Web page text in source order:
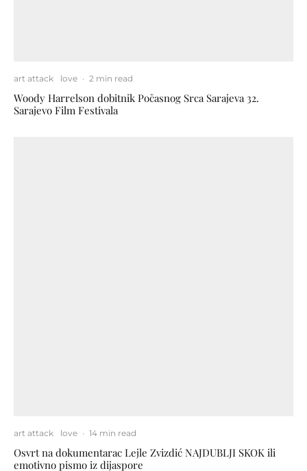
art attack love · 2 min read
Woody Harrelson dobitnik Počasnog Srca Sarajeva 32.
Sarajevo Film Festivala
art attack love · 14 min read
Osvrt na dokumentarac Lejle Zvizdić NAJDUBLJI SKOK ili
emotivno pismo iz dijaspore